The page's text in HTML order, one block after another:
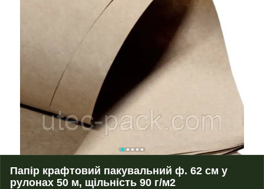
Папір крафтовий пакувальний ф. 62 см у
рулонах 50 м, щільність 90 г/м2